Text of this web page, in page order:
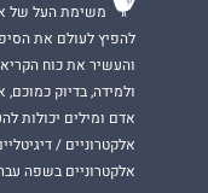
משימת העל של
להפיץ לעולם את
והעשיר את כוח
ולמידה, בדיוק
אדם ומילים יכולות
אלקטרוניים /
אלקטרוניים בשפה